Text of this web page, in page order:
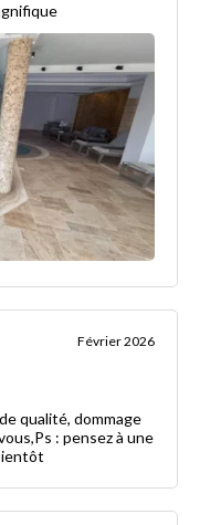
Février 2026
qualité, dommage
: pensez à une